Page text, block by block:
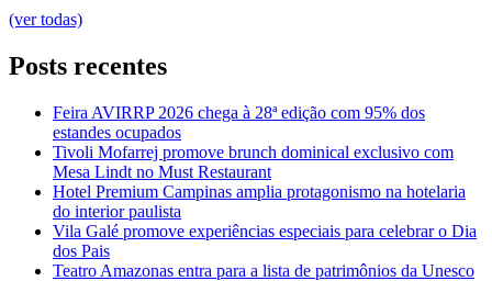
(ver todas)
Posts recentes
Feira AVIRRP 2026 chega à 28ª edição com 95% dos
estandes ocupados
Tivoli Mofarrej promove brunch dominical exclusivo com
Mesa Lindt no Must Restaurant
Hotel Premium Campinas amplia protagonismo na hotelaria
do interior paulista
Vila Galé promove experiências especiais para celebrar o Dia
dos Pais
Teatro Amazonas entra para a lista de patrimônios da Unesco